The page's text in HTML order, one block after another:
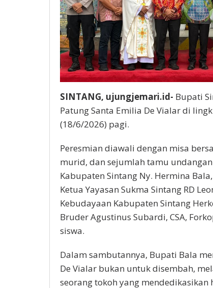
SINTANG, ujungjemari.id- Bupati
Patung Santa Emilia De Vialar di
(18/6/2026) pagi.
Peresmian diawali dengan misa
murid, dan sejumlah tamu
Kabupaten Sintang Ny. Hermina
Ketua Yayasan Sukma Sintang RD
Kebudayaan Kabupaten Sintang
Bruder Agustinus Subardi, CSA,
siswa.
Dalam sambutannya, Bupati Bala
De Vialar bukan untuk disembah,
seorang tokoh yang